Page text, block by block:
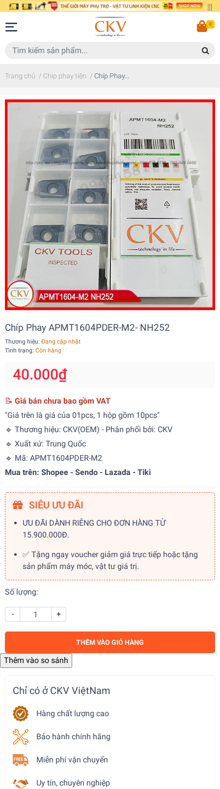
0
Trang chủ / Chíp phay tiện / Chíp Phay...
Chíp Phay APMT1604PDER-M2- NH252
Thương hiệu: Đang cập nhật
Tình trạng: Còn hàng
40.000₫
📝 Giá bán chưa bao gồm VAT
"Giá trên là giá của 01pcs, 1 hộp gồm 10pcs"
🔹 Thương hiệu: CKV(OEM) - Phân phối bởi: CKV
🔹 Xuất xứ: Trung Quốc
🔹 Mã: APMT1604PDER-M2
Mua trên: Shopee - Sendo - Lazada - Tiki
SIÊU ƯU ĐÃI
ƯU ĐÃI DÀNH RIÊNG CHO ĐƠN HÀNG TỪ
15.900.000Đ.
✅ Tặng ngay voucher giảm giá trực tiếp hoặc tặng
sản phẩm máy móc, vật tư giá trị.
Số lượng:
- +
THÊM VÀO GIỎ HÀNG
Chỉ có ở CKV ViệtNam
Hàng chất lượng cao
Bảo hành chính hãng
Miễn phí vận chuyển
Uy tín, chuyên nghiệp